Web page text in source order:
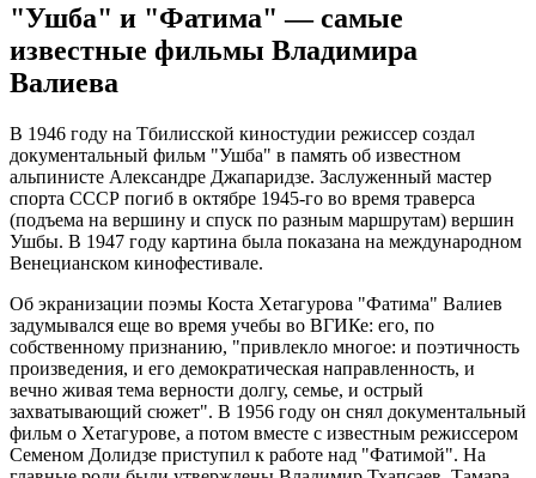
"Ушба" и "Фатима" — самые
известные фильмы Владимира
Валиева
В 1946 году на Тбилисской киностудии режиссер создал
документальный фильм "Ушба" в память об известном
альпинисте Александре Джапаридзе. Заслуженный мастер
спорта СССР погиб в октябре 1945-го во время траверса
(подъема на вершину и спуск по разным маршрутам) вершин
Ушбы. В 1947 году картина была показана на международном
Венецианском кинофестивале.
Об экранизации поэмы Коста Хетагурова "Фатима" Валиев
задумывался еще во время учебы во ВГИКе: его, по
собственному признанию, "привлекло многое: и поэтичность
произведения, и его демократическая направленность, и
вечно живая тема верности долгу, семье, и острый
захватывающий сюжет". В 1956 году он снял документальный
фильм о Хетагурове, а потом вместе с известным режиссером
Семеном Долидзе приступил к работе над "Фатимой". На